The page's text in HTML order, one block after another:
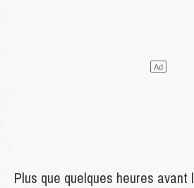
Plus que quelques heures avant